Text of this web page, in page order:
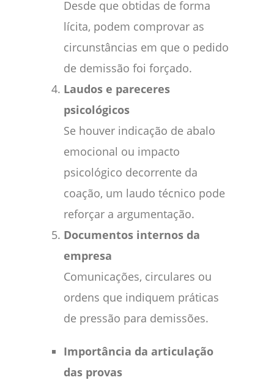
Desde que obtidas de forma
lícita, podem comprovar as
circunstâncias em que o pedido
de demissão foi forçado.
Laudos e pareceres
psicológicos
Se houver indicação de abalo
emocional ou impacto
psicológico decorrente da
coação, um laudo técnico pode
reforçar a argumentação.
Documentos internos da
empresa
Comunicações, circulares ou
ordens que indiquem práticas
de pressão para demissões.
Importância da articulação
das provas